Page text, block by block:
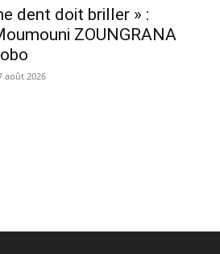
dent doit briller » :
ZOUNGRANA
août 2026